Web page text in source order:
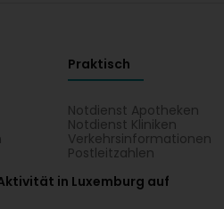
Praktisch
Notdienst Apotheken
Notdienst Kliniken
Verkehrsinformationen
Postleitzahlen
in Luxemburg auf